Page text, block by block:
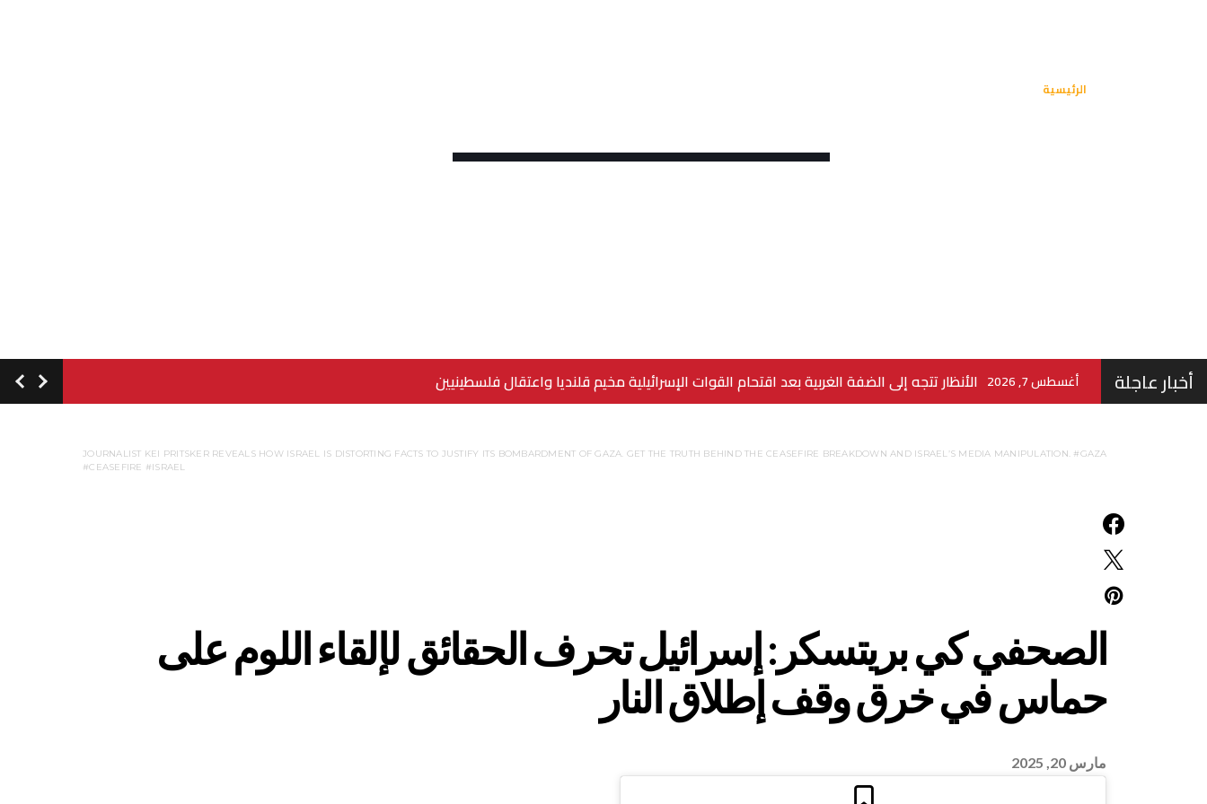
JOURNALIST KEI PRITSKER REVEALS HOW ISRAEL IS DISTORTING FACTS TO JUSTIFY ITS BOMBARDMENT OF GAZA. GET THE TRUTH BEHIND THE CEASEFIRE BREAKDOWN AND ISRAEL’S MEDIA MANIPULATION. #GAZA
#CEASEFIRE #ISRAEL
الصحفي كي بريتسكر: إسرائيل تحرف الحقائق لإلقاء اللوم على
حماس في خرق وقف إطلاق النار
مارس 20, 2025